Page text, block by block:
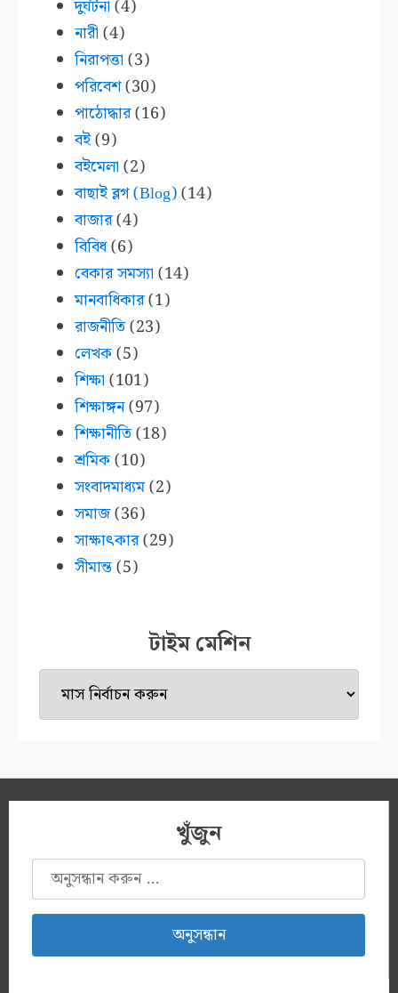
দুর্ঘটনা (4)
নারী (4)
নিরাপত্তা (3)
পরিবেশ(30)
পাঠোদ্ধার(16)
বই(9)
বইমেলা (2)
বাছাই ব্লগ (Blog)(14)
বাজার(4)
বিবিধ(6)
বেকার সমস্যা (14)
মানবাধিকার(1)
রাজনীতি(23)
লেখক(5)
শিক্ষা (101)
শিক্ষাঙ্গন(97)
শিক্ষানীতি(18)
শ্রমিক(10)
সংবাদমাধ্যম(2)
সমাজ(36)
সাক্ষাৎকার(29)
সীমান্ত(5)
টাইম মেশিন
টাইম
মেশিন
খুঁজুন
অনুসন্ধানঃ